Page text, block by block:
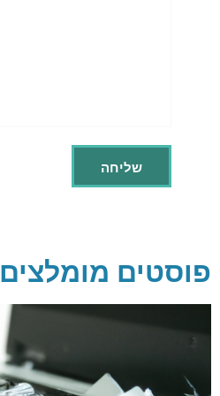
פוסטים מומלצים